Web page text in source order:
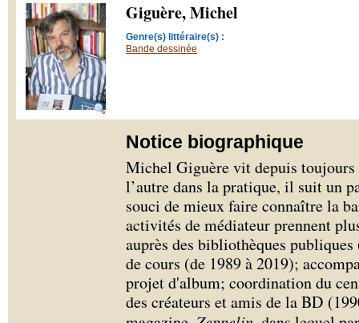
Giguère, Michel
Genre(s) littéraire(s) :
Bande dessinée
Notice biographique
Michel Giguère vit depuis toujours
l’autre dans la pratique, il suit un
souci de mieux faire connaître la
activités de médiateur prennent
auprès des bibliothèques
de cours (de 1989 à 2019);
projet d'album; coordination du
des créateurs et amis de la BD